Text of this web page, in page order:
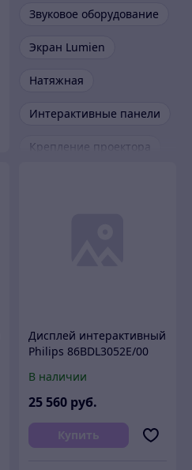
Звуковое оборудование
Экран Lumien
Натяжная
Интерактивные панели
Крепление проектора
Дисплей интерактивный
Philips 86BDL3052E/00
В наличии
25 560 руб.
Купить